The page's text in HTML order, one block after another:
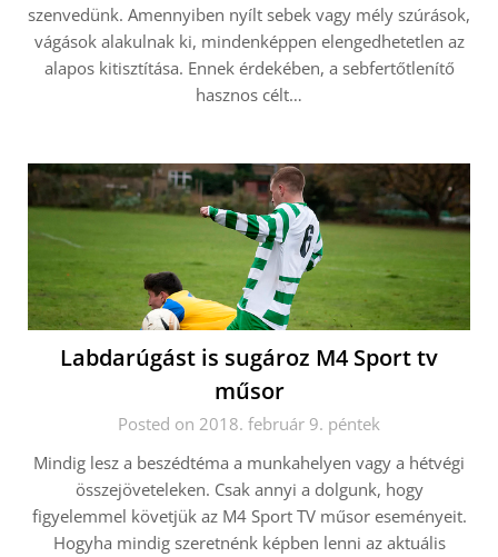
szenvedünk. Amennyiben nyílt sebek vagy mély szúrások,
vágások alakulnak ki, mindenképpen elengedhetetlen az
alapos kitisztítása. Ennek érdekében, a sebfertőtlenítő
hasznos célt…
Labdarúgást is sugároz M4 Sport tv
műsor
Posted on 2018. február 9. péntek
Mindig lesz a beszédtéma a munkahelyen vagy a hétvégi
összejöveteleken. Csak annyi a dolgunk, hogy
figyelemmel követjük az M4 Sport TV műsor eseményeit.
Hogyha mindig szeretnénk képben lenni az aktuális